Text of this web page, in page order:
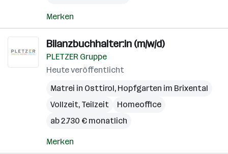
Merken
Bilanzbuchhalter:in (m/w/d)
PLETZER Gruppe
Heute veröffentlicht
Matrei in Osttirol, Hopfgarten im Brixental
Vollzeit, Teilzeit
Homeoffice
ab 2.730 € monatlich
Merken